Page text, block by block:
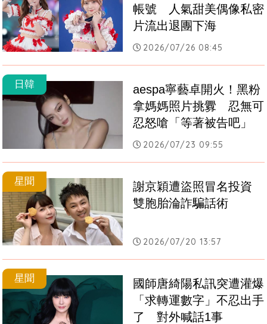
帳號　人氣甜美偶像私密
片流出退團下海
2026/07/26 08:45
日韓
aespa寧藝卓開火！黑粉
拿媽媽照片挑釁　忍無可
忍怒嗆「等著被告吧」
2026/07/23 09:55
星聞
謝京穎遭盜照冒名投資
雙胞胎淪詐騙話術
2026/07/20 13:57
星聞
國師唐綺陽私訊突遭灌爆
「求轉運數字」不忍出手
了　對外喊話1事